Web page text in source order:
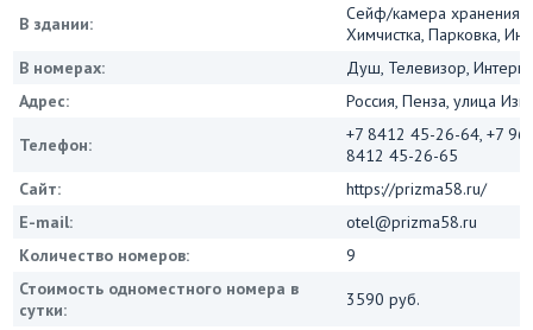
В здании:
Сейф/камера хранения,
Химчистка, Парковка,
В номерах:
Душ, Телевизор,
Адрес:
Россия, Пенза, улица
Телефон:
+7 8412 45-26-64, +7
8412 45-26-65
Сайт:
https://prizma58.ru/
E-mail:
otel@prizma58.ru
Количество номеров:
9
Стоимость одноместного номера в
сутки:
3590 руб.